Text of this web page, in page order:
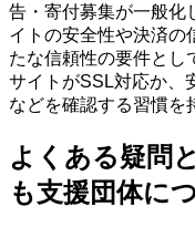
告・寄付募集が一般化
イトの安全性や決済の
たな信頼性の要件とし
サイトがSSL対応か、
などを確認する習慣を
よくある疑問
も支援団体に